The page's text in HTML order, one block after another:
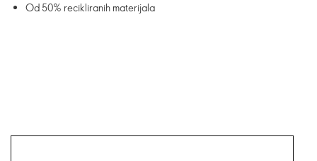
Od 50% recikliranih materijala